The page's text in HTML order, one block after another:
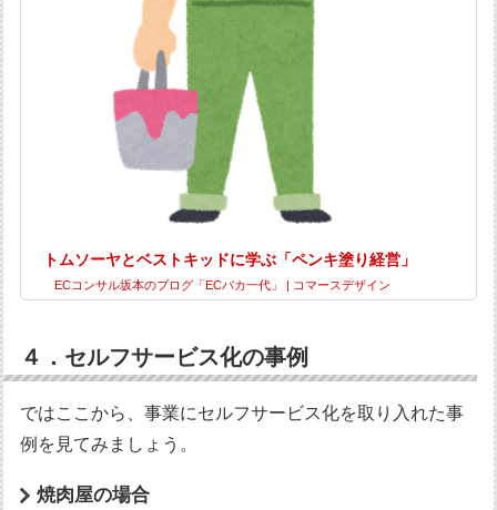
トムソーヤとベストキッドに学ぶ「ペンキ塗り経営」
ECコンサル坂本のブログ「ECバカ一代」 | コマースデザイン
４．セルフサービス化の事例
ではここから、事業にセルフサービス化を取り入れた事
例を見てみましょう。
焼肉屋の場合